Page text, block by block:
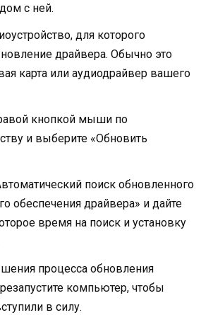
с ней.
для которого
драйвера. Обычно это
карта или аудиодрайвер вашего
кнопкой мыши по
и выберите «Обновить
поиск обновленного
обеспечения драйвера» и дайте
время на поиск и установку
процесса обновления
компьютер, чтобы
в силу.